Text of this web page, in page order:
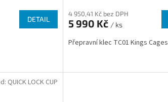
DETAIL
4 950,41 Kč bez DPH
5 990 Kč / ks
Přepravní klec TC01 Kings Cages
QUICK LOCK CUP